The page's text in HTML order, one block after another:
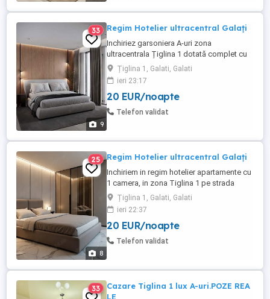
9
33 Regim Hotelier ultracentral Galați
Inchiriez garsoniera A-uri zona
ultracentrala Țiglina 1 dotată complet cu
tot necesarul. = Aer condiționat inverter =
Internet wireless Wifi viteză = TV led
SMART YOUTUBE NETFLIX = Frigider =
Mașină de spălat = Mașină de cafea =
Cuptor microunde = Prosoape , lenjerii
Țiglina 1, Galati, Galati
ieri 23:17
20 EUR/noapte
Telefon validat
8
25 Regim Hotelier ultracentral Galați
Inchiriem in regim hotelier apartamente cu
1 camera, in zona Tiglina 1 pe strada
Brailei. Dotările apartamentelor sunt: = Pat
matrimonial = Tv led SMART YOUTUBE
NETFLIX = Wifi viteză = frigider = cuptor
cu microunde = plita electrica =
CENTRALA TERMICĂ PROPRIE = Mașină
Țiglina 1, Galati, Galati
ieri 22:37
20 EUR/noapte
Telefon validat
33
Cazare Tiglina 1 lux A-uri.POZE REA
LE